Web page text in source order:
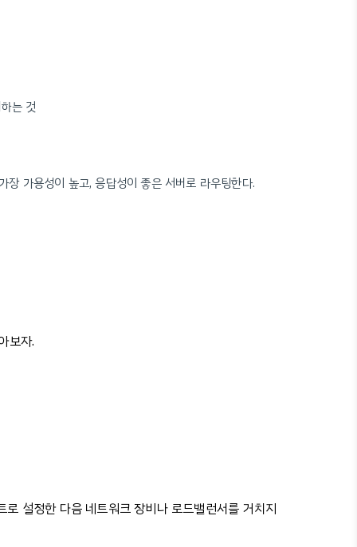
는 것
가용성이 높고, 응답성이 좋은 서버로 라우팅한다.
보자.
설정한 다음 네트워크 장비나 로드밸런서를 거치지